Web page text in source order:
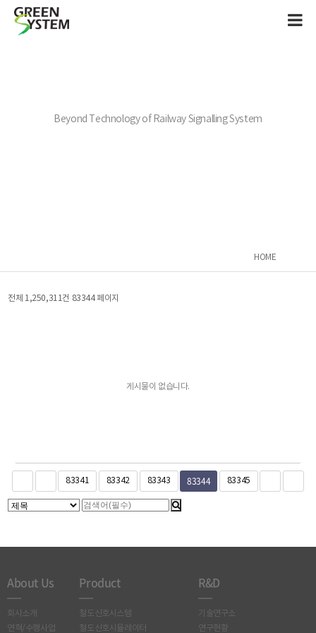
Beyond Technology of Railway Signalling System
HOME
전체 1,250,311건 83344 페이지
게시물이 없습니다.
83341 83342 83343 83344 83345
About Us
회사소개
연혁/수행사업
Product
철도신호시스템
철도신호시뮬레이터
R&D
기술연구소
연구현황